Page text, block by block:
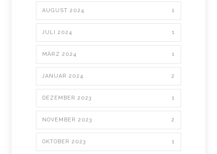
AUGUST 2024 1
JULI 2024 1
MÄRZ 2024 1
JANUAR 2024 2
DEZEMBER 2023 1
NOVEMBER 2023 2
OKTOBER 2023 1